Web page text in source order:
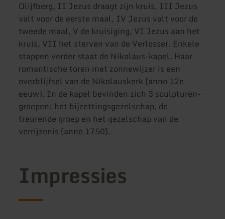
Olijfberg, II Jezus draagt zijn kruis, III Jezus
valt voor de eerste maal, IV Jezus valt voor de
tweede maal, V de kruisiging, VI Jezus aan het
kruis, VII het sterven van de Verlosser. Enkele
stappen verder staat de Nikolaus-kapel. Haar
romantische toren met zonnewijzer is een
overblijfsel van de Nikolauskerk (anno 12e
eeuw). In de kapel bevinden zich 3 sculpturen-
groepen: het bijzettingsgezelschap, de
treurende groep en het gezelschap van de
verrijzenis (anno 1750).
Impressies